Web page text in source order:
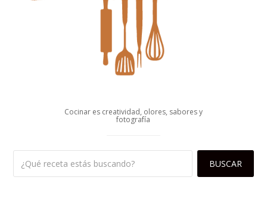
Cocinar es creatividad, olores, sabores y
fotografía